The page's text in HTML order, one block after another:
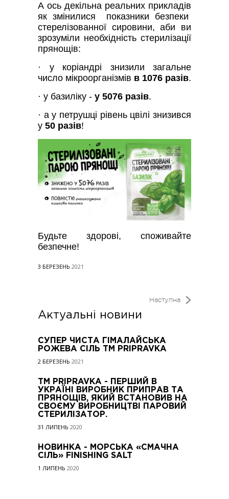
А ось декільна реальних прикладів
як змінилися показники безпеки
стерелізованної сировини, аби ви
зрозуміли необхідність стерилізації
прянощів:
· у коріандрі знизили загальне
число мікроорганізмів в 1076 разів.
· у базиліку - у 5076 разів.
· а у петрушці рівень цвілі знизився
у 50 разів!
Будьте здорові, споживайте
безпечне!
3 БЕРЕЗЕНЬ 2021
Наступна
Актуальні новини
СУПЕР ЧИСТА ГІМАЛАЙСЬКА
РОЖЕВА СІЛЬ TM PRIPRAVKA
2 БЕРЕЗЕНЬ 2021
ТМ PRIPRAVKA - ПЕРШИЙ В
УКРАЇНІ ВИРОБНИК ПРИПРАВ ТА
ПРЯНОЩІВ, ЯКИЙ ВСТАНОВИВ НА
СВОЄМУ ВИРОБНИЦТВІ ПАРОВИЙ
СТЕРИЛІЗАТОР.
31 ЛИПЕНЬ 2020
НОВИНКА - МОРСЬКА «СМАЧНА
СІЛЬ» FINISHING SALT
1 ЛИПЕНЬ 2020